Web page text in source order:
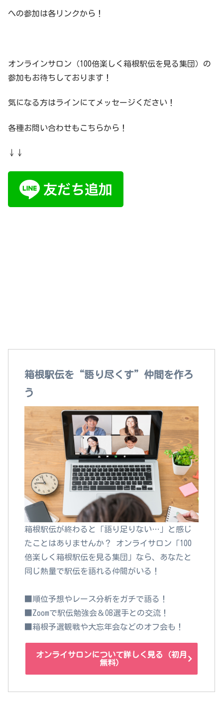
への参加は各リンクから！
オンラインサロン（100倍楽しく箱根駅伝を見る集団）の
参加もお待ちしております！
気になる方はラインにてメッセージください！
各種お問い合わせもこちらから！
↓↓
箱根駅伝を“語り尽くす”仲間を作ろ
う
箱根駅伝が終わると「語り足りない…」と感じ
たことはありませんか？ オンライサロン「100
倍楽しく箱根駅伝を見る集団」なら、あなたと
同じ熱量で駅伝を語れる仲間がいる！
■順位予想やレース分析をガチで語る！
■Zoomで駅伝勉強会＆OB選手との交流！
■箱根予選観戦や大忘年会などのオフ会も！
オンライサロンについて詳しく見る（初月
無料）